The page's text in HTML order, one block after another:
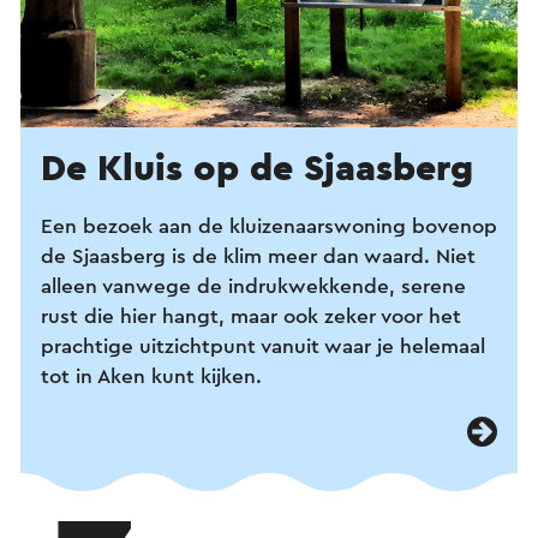
De Kluis op de Sjaasberg
Een bezoek aan de kluizenaarswoning bovenop
de Sjaasberg is de klim meer dan waard. Niet
alleen vanwege de indrukwekkende, serene
rust die hier hangt, maar ook zeker voor het
prachtige uitzichtpunt vanuit waar je helemaal
tot in Aken kunt kijken.